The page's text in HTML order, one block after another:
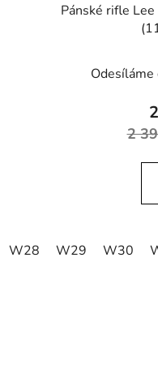
Pánské rifle
Odesíláme
2
W28 W29 W30